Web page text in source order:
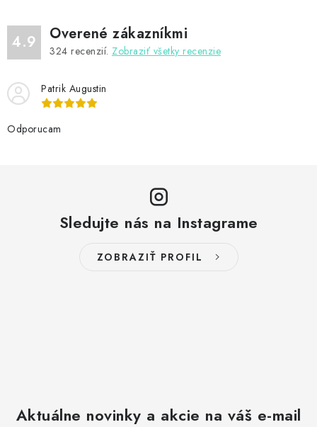
4.9 Overené zákazníkmi
324 recenzií. Zobraziť všetky recenzie
Patrik Augustin
Odporucam
Sledujte nás na Instagrame
ZOBRAZIŤ PROFIL
Aktuálne novinky a akcie na váš e-mail